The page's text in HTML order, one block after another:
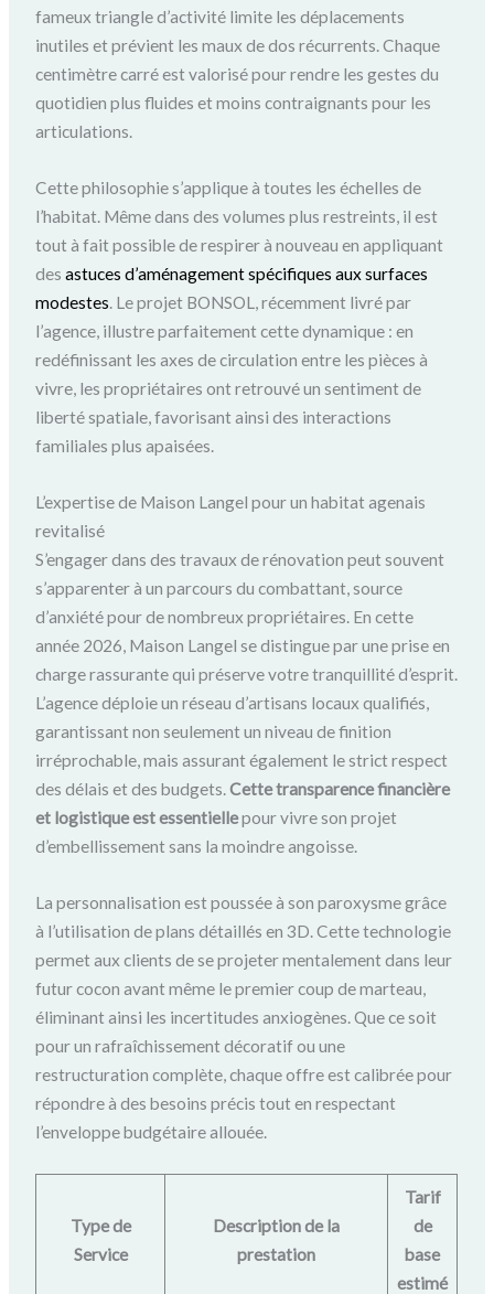
fameux triangle d’activité limite les déplacements
inutiles et prévient les maux de dos récurrents. Chaque
centimètre carré est valorisé pour rendre les gestes du
quotidien plus fluides et moins contraignants pour les
articulations.
Cette philosophie s’applique à toutes les échelles de
l’habitat. Même dans des volumes plus restreints, il est
tout à fait possible de respirer à nouveau en appliquant
desastuces d’aménagement spécifiques aux surfaces
modestes. Le projet BONSOL, récemment livré par
l’agence, illustre parfaitement cette dynamique : en
redéfinissant les axes de circulation entre les pièces à
vivre, les propriétaires ont retrouvé un sentiment de
liberté spatiale, favorisant ainsi des interactions
familiales plus apaisées.
L’expertise de Maison Langel pour un habitat agenais
revitalisé
S’engager dans des travaux de rénovation peut souvent
s’apparenter à un parcours du combattant, source
d’anxiété pour de nombreux propriétaires. En cette
année 2026, Maison Langel se distingue par une prise en
charge rassurante qui préserve votre tranquillité d’esprit.
L’agence déploie un réseau d’artisans locaux qualifiés,
garantissant non seulement un niveau de finition
irréprochable, mais assurant également le strict respect
des délais et des budgets.Cette transparence financière
et logistique est essentiellepour vivre son projet
d’embellissement sans la moindre angoisse.
La personnalisation est poussée à son paroxysme grâce
à l’utilisation de plans détaillés en 3D. Cette technologie
permet aux clients de se projeter mentalement dans leur
futur cocon avant même le premier coup de marteau,
éliminant ainsi les incertitudes anxiogènes. Que ce soit
pour un rafraîchissement décoratif ou une
restructuration complète, chaque offre est calibrée pour
répondre à des besoins précis tout en respectant
l’enveloppe budgétaire allouée.
Type de
Service
Description de la
prestation
Tarif
de
base
estimé